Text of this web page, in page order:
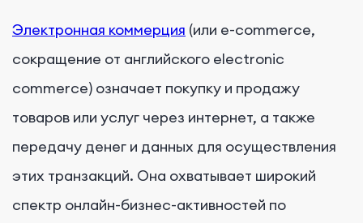
Электронная коммерция (или e-commerce,
сокращение от английского electronic
commerce) означает покупку и продажу
товаров или услуг через интернет, а также
передачу денег и данных для осуществления
этих транзакций. Она охватывает широкий
спектр онлайн-бизнес-активностей по